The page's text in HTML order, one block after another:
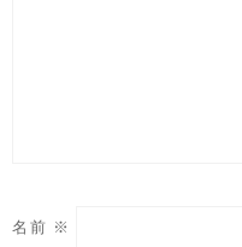
名前 ※